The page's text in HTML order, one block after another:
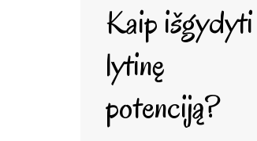
Kaip išgydyti
lytinę
potenciją?